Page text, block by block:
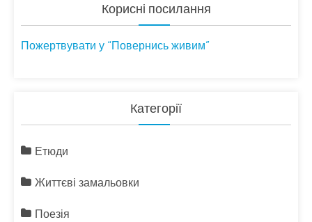
Корисні посилання
Пожертвувати у “Повернись живим”
Категорії
Етюди
Життєві замальовки
Поезія